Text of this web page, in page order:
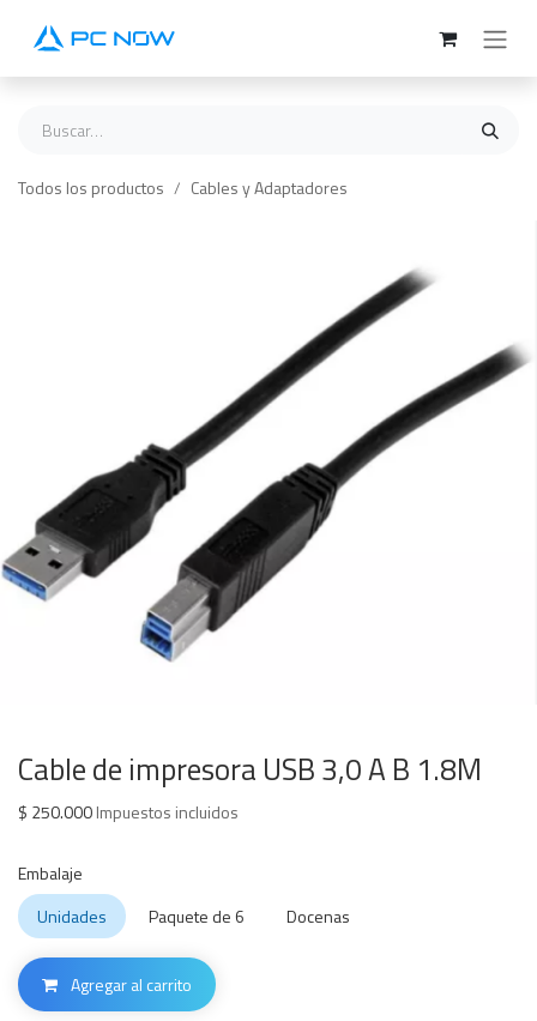
Todos los productos Cables y Adaptadores
Cable de impresora USB 3,0 A B 1.8M
$ 250.000Impuestos incluidos
Embalaje
Unidades
Paquete de 6 Docenas
Agregar al carrito